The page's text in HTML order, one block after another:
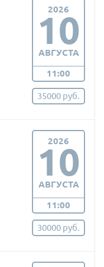
2026
10
АВГУСТА
11:00
35000 руб.
2026
10
АВГУСТА
11:00
30000 руб.